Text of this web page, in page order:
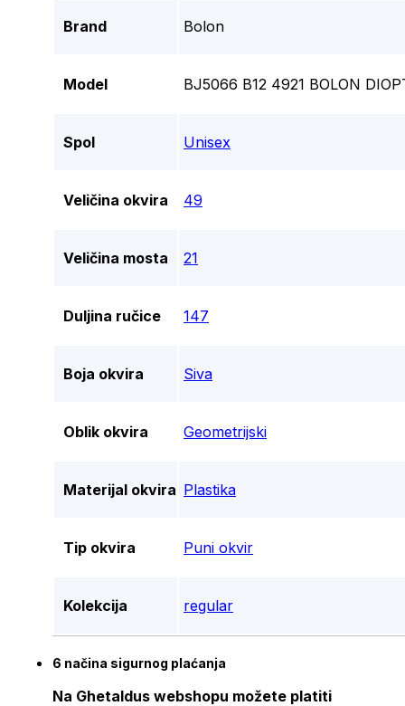
Brand Bolon
Model BJ5066 B12 4921 BOLON
Spol Unisex
Veličina okvira 49
Veličina mosta 21
Duljina ručice 147
Boja okvira Siva
Oblik okvira Geometrijski
Materijal okvira Plastika
Tip okvira Puni okvir
Kolekcija regular
6 načina sigurnog plaćanja
Na Ghetaldus webshopu možete platiti